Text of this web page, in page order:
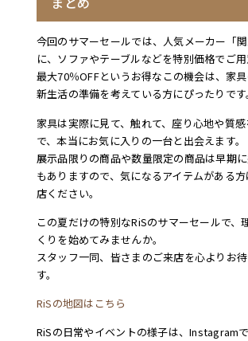
今回のサマーセールでは、人気メーカー「
に、ソファやテーブルなどを特別価格でご用
最大70％OFFというお得なこの機会は、家
新生活の準備を考えている方にぴったりです。
家具は実際に見て、触れて、座り心地や質
で、本当にお気に入りの一台と出会えます。
展示品限りの商品や数量限定の商品は早期
もありますので、気になるアイテムがある
店ください。
この夏だけの特別なRiSのサマーセールで、
くりを始めてみませんか。
スタッフ一同、皆さまのご来店を心よりお
す。
RiSの地図はこちら
RiSの日常やイベントの様子は、Instagram